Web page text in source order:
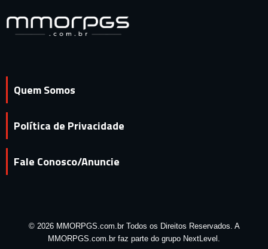
Quem Somos
Política de Privacidade
Fale Conosco/Anuncie
© 2026 MMORPGS.com.br Todos os Direitos Reservados. A
MMORPGS.com.br faz parte do grupo NextLevel.